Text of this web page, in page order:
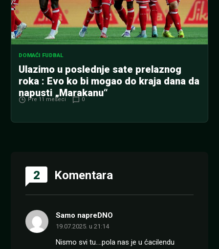
DOMAĆI FUDBAL
Ulazimo u poslednje sate prelaznog
roka : Evo ko bi mogao do kraja dana da
napusti „Marakanu“
Pre 11 meseci 0
2 Komentara
Samo napreDNO
19.07.2025. u 21:14
Nismo svi tu….pola nas je u ćacilendu